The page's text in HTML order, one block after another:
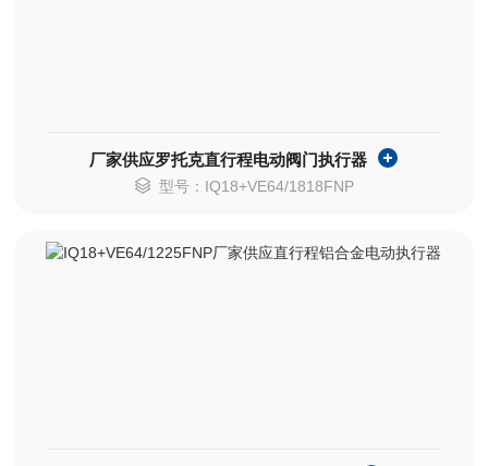
厂家供应罗托克直行程电动阀门执行器
型号：IQ18+VE64/1818FNP